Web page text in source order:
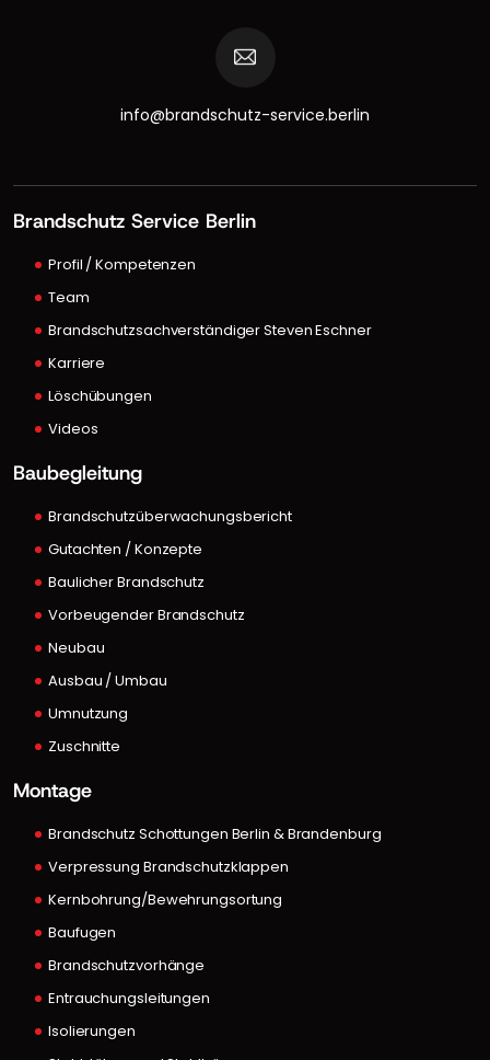
info@brandschutz-service.berlin
Brandschutz Service Berlin
Profil / Kompetenzen
Team
Brandschutzsachverständiger Steven Eschner
Karriere
Löschübungen
Videos
Baubegleitung
Brandschutzüberwachungsbericht
Gutachten / Konzepte
Baulicher Brandschutz
Vorbeugender Brandschutz
Neubau
Ausbau / Umbau
Umnutzung
Zuschnitte
Montage
Brandschutz Schottungen Berlin & Brandenburg
Verpressung Brandschutzklappen
Kernbohrung/Bewehrungsortung
Baufugen
Brandschutzvorhänge
Entrauchungsleitungen
Isolierungen